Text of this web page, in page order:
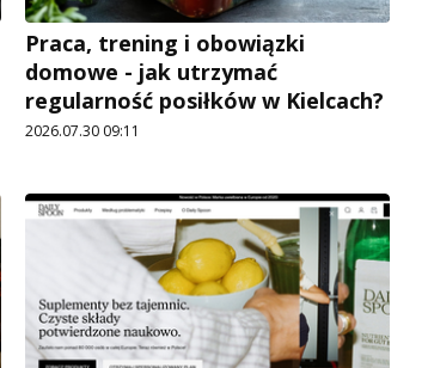
Praca, trening i obowiązki
domowe - jak utrzymać
regularność posiłków w Kielcach?
2026.07.30 09:11